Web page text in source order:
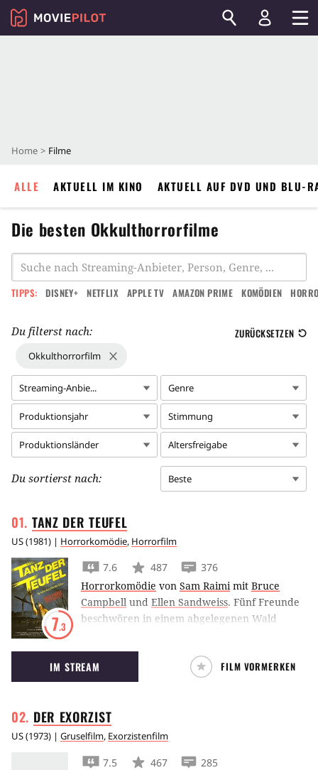
Home Filme
ALLE AKTUELL IM KINO AKTUELL AUF DVD UND BLU-
Die besten Okkulthorrorfilme
TIPPS: DISNEY+ NETFLIX APPLE TV AMAZON PRIME KOMÖDIEN
Du filterst nach: ZURÜCKSETZEN
Okkulthorrorfilm
Streaming-Anbie... Genre
Produktionsjahr Stimmung
Produktionsländer Altersfreigabe
Du sortierst nach: Beste
TANZ DERTEUFEL
US(1981) | Horrorkomödie, Horrorfilm
7.3
7.6 487
376
Horrorkomödie von Sam Raimimit Bruce
Campbell und Ellen Sandweiss. Fünf Freunde
beschwören in einem abgelegenen Wald
Der Tanz der Teufel beginnt.
IM STREAM FILM VORMERKEN
DER EXORZIST
US(1973) | Gruselfilm, Exorzistenfilm
7.5 467
285